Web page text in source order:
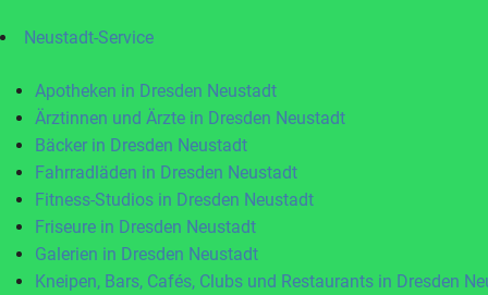
Neustadt-Service
Apotheken in Dresden Neustadt
Ärztinnen und Ärzte in Dresden Neustadt
Bäcker in Dresden Neustadt
Fahrradläden in Dresden Neustadt
Fitness-Studios in Dresden Neustadt
Friseure in Dresden Neustadt
Galerien in Dresden Neustadt
Kneipen, Bars, Cafés, Clubs und Restaurants in Dresden